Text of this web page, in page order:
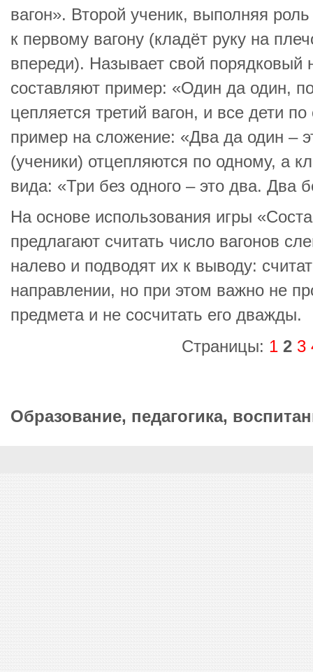
вагон». Второй ученик, выполняя
к первому вагону (кладёт руку на
впереди). Называет свой порядковый
составляют пример: «Один да один,
цепляется третий вагон, и все дети
пример на сложение: «Два да один –
(ученики) отцепляются по одному, а
вида: «Три без одного – это два. Два
На основе использования игры
предлагают считать число вагонов
налево и подводят их к выводу:
направлении, но при этом важно не
предмета и не сосчитать его дважды.
Страницы: 1 2 3
Образование, педагогика,